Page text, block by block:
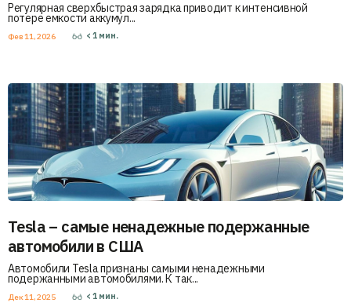
Регулярная сверхбыстрая зарядка приводит к интенсивной
потере емкости аккумул...
Фев 11, 2026 < 1 мин.
Tesla – самые ненадежные подержанные
автомобили в США
Автомобили Tesla признаны самыми ненадежными
подержанными автомобилями. К так...
Дек 11, 2025 < 1 мин.